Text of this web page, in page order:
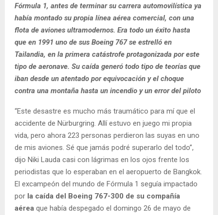
Fórmula 1, antes de terminar su carrera automovilística ya
había montado su propia línea aérea comercial, con una
flota de aviones ultramodernos. Era todo un éxito hasta
que en 1991 uno de sus Boeing 767 se estrelló en
Tailandia, en la primera catástrofe protagonizada por este
tipo de aeronave. Su caída generó todo tipo de teorías que
iban desde un atentado por equivocación y el choque
contra una montaña hasta un incendio y un error del piloto
“Este desastre es mucho más traumático para mí que el
accidente de Nürburgring. Allí estuvo en juego mi propia
vida, pero ahora 223 personas perdieron las suyas en uno
de mis aviones. Sé que jamás podré superarlo del todo”,
dijo Niki Lauda casi con lágrimas en los ojos frente los
periodistas que lo esperaban en el aeropuerto de Bangkok.
El excampeón del mundo de Fórmula 1 seguía impactado
por la caída del Boeing 767-300 de su compañía
aérea que había despegado el domingo 26 de mayo de